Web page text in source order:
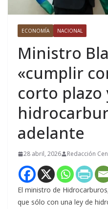
ECONOMÍA NACIONAL
Ministro
«cumplir
corto plazo
adelante
28 abril, 2026 Redacción
El ministro de
que sólo con una ley de